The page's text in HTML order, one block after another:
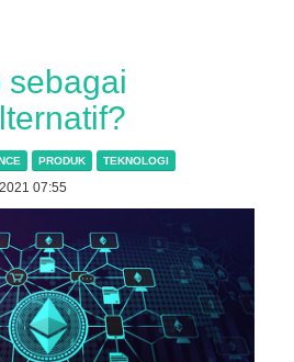
sebagai
PRODUK TEKNOLOGI
07:55